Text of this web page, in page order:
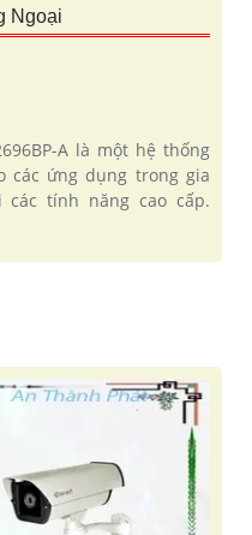
Ngoại
A là một hệ thống
các ứng dụng trong gia
tính năng cao cấp.